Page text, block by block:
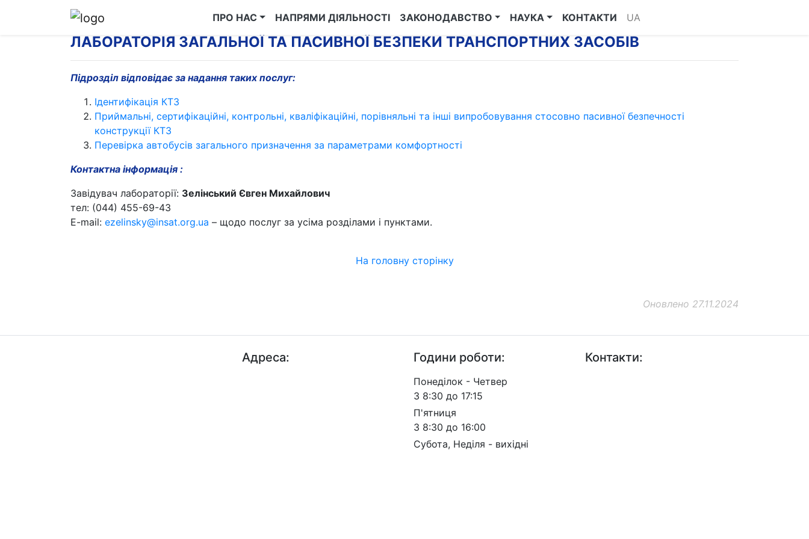
ПРО НАС НАПРЯМИ ДІЯЛЬНОСТІ ЗАКОНОДАВСТВО НАУКА КОНТАКТИ UA
ЛАБОРАТОРІЯ ЗАГАЛЬНОЇ ТА ПАСИВНОЇ БЕЗПЕКИ ТРАНСПОРТНИХ ЗАСОБІВ
Підрозділ відповідає за надання таких послуг:
Ідентифікація КТЗ
Приймальні, сертифікаційні, контрольні, кваліфікаційні, порівняльні та інші випробовування стосовно пасивної безпечності
конструкції КТЗ
Перевірка автобусів загального призначення за параметрами комфортності
Контактна інформація :
Завідувач лабораторії: Зелінський Євген Михайлович
тел: (044) 455-69-43
E-mail: ezelinsky@insat.org.ua – щодо послуг за усіма розділами і пунктами.
На головну сторінку
Оновлено 27.11.2024
Адреса: Години роботи:
Понеділок - Четвер
З 8:30 до 17:15
П'ятниця
З 8:30 до 16:00
Субота, Неділя - вихідні
Контакти: